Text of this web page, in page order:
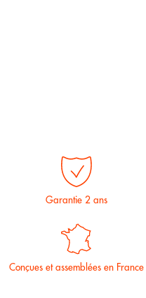
Garantie 2 ans
Conçues et assemblées en France